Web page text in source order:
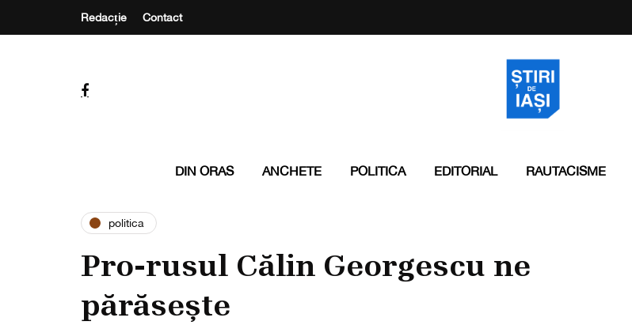
Redacție Contact
DIN ORAS ANCHETE POLITICA EDITORIAL RAUTACISME
politica
Pro-rusul Călin Georgescu ne
părăsește